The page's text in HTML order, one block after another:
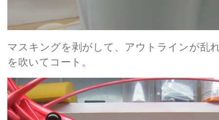
マスキングを剥がして、アウトラインが乱
を吹いてコート。